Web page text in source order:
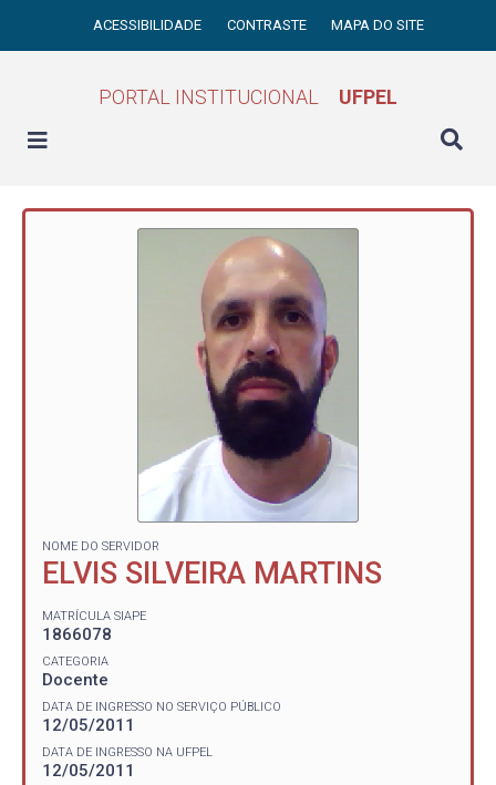
ACESSIBILIDADE CONTRASTE MAPA DO SITE
PORTAL INSTITUCIONAL UFPEL
NOME DO SERVIDOR
ELVIS SILVEIRA MARTINS
MATRÍCULA SIAPE
1866078
CATEGORIA
Docente
DATA DE INGRESSO NO SERVIÇO PÚBLICO
12/05/2011
DATA DE INGRESSO NA UFPEL
12/05/2011